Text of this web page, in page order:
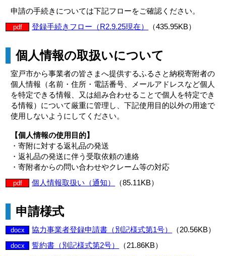
申請の手続きについては下記フローをご確認ください。
pdf 登録手続きフロー（R2.9.25現在） （435.95KB）
個人情報の取扱いについて
室戸市から事業者の皆さまへ提供するふるさと納税寄附者の
個人情報（名前・住所・電話番号、メールアドレスなど個人
を特定できる情報、又は組み合わせることで個人を特定でき
る情報）について厳重に管理し、下記使用目的以外の用途で
使用しないようにしてください。
【個人情報の使用目的】
・寄附に対する返礼品の発送
・返礼品の発送に伴う受取依頼の連絡
・寄附者からの問い合わせやクレーム等の対応
pdf 個人情報取扱い（通知） （85.11KB）
申請様式
docx 協力事業者登録申請書（別記様式第1号） （20.56KB）
docx 誓約書（別記様式第2号） （21.86KB）